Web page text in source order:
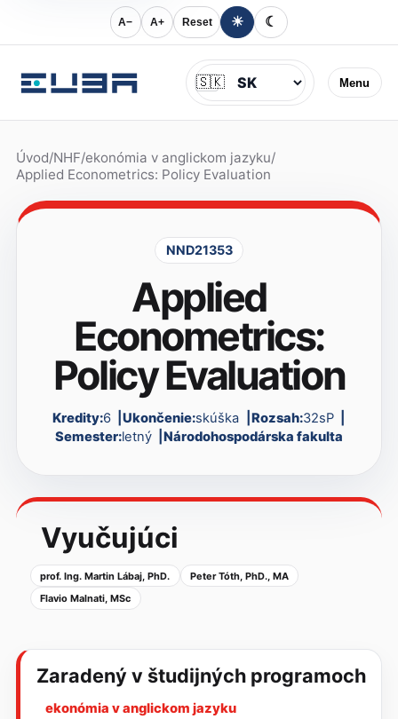
A− A+ Reset ☀ ☾
Menu
Jazyk
🇸🇰
Úvod/NHF/ekonómia v anglickom jazyku/
Applied Econometrics: Policy Evaluation
NND21353
Applied
Econometrics:
Policy Evaluation
Kredity:6 Ukončenie:skúška Rozsah:32sP
Semester:letný Národohospodárska fakulta
Vyučujúci
prof. Ing. Martin Lábaj, PhD.
Peter Tóth, PhD., MA
Flavio Malnati, MSc
Zaradený v študijných programoch
ekonómia v anglickom jazyku